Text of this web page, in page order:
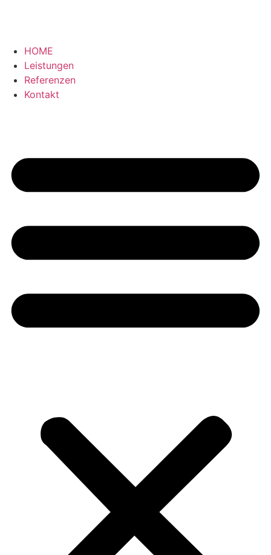
HOME
Leistungen
Referenzen
Kontakt